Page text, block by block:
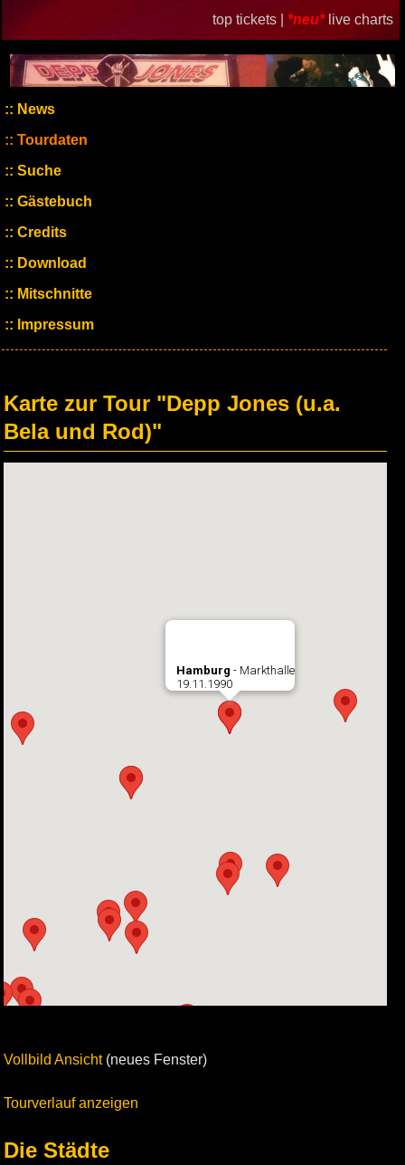
top tickets | *neu* live charts
News
Tourdaten
Suche
Gästebuch
Credits
Download
Mitschnitte
Impressum
Karte zur Tour "Depp Jones (u.a.
Bela und Rod)"
Hamburg - Markthalle
19.11.1990
Vollbild Ansicht(neues Fenster)
Tourverlauf anzeigen
Die Städte